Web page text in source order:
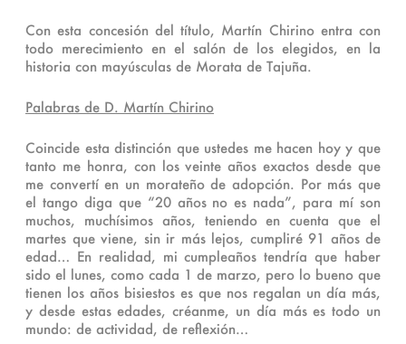
Con esta concesión del título, Martín Chirino entra con
todo merecimiento en el salón de los elegidos, en la
historia con mayúsculas de Morata de Tajuña.
Palabras de D. Martín Chirino
Coincide esta distinción que ustedes me hacen hoy y que
tanto me honra, con los veinte años exactos desde que
me convertí en un morateño de adopción. Por más que
el tango diga que “20 años no es nada”, para mí son
muchos, muchísimos años, teniendo en cuenta que el
martes que viene, sin ir más lejos, cumpliré 91 años de
edad… En realidad, mi cumpleaños tendría que haber
sido el lunes, como cada 1 de marzo, pero lo bueno que
tienen los años bisiestos es que nos regalan un día más,
y desde estas edades, créanme, un día más es todo un
mundo: de actividad, de reflexión…